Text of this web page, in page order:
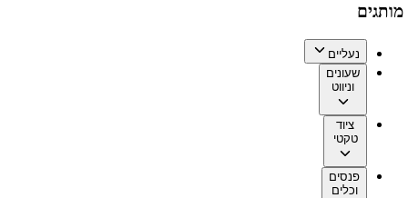
מותגים
נעליים
שעונים
וניווט
ציוד
טקטי
פנסים
וכלים